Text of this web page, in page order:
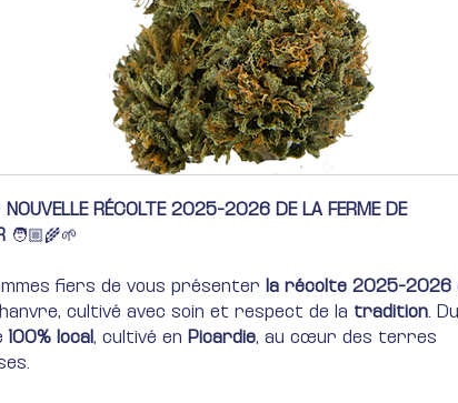
NOUVELLE RÉCOLTE 2025-2026 DE LA FERME DE
🧑🏼‍🌾🌱
fiers de vous présenter la récolte 2025-2026
cultivé avec soin et respect de la tradition. Du
100% local , cultivé en Picardie, au cœur des terres